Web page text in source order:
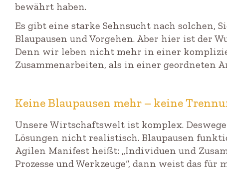
bewährt haben.
Es gibt eine starke Sehnsucht nach solchen,
Blaupausen und Vorgehen. Aber hier ist der
Denn wir leben nicht mehr in einer
Zusammenarbeiten, als in einer geordneten
Keine Blaupausen mehr – keine
Unsere Wirtschaftswelt ist komplex.
Lösungen nicht realistisch. Blaupausen
Agilen Manifest heißt: „Individuen und
Prozesse und Werkzeuge“, dann weist das